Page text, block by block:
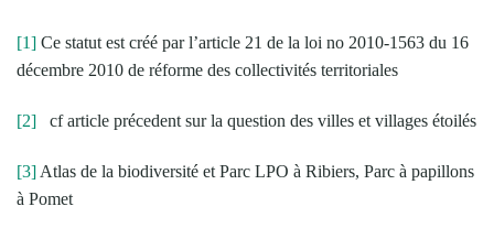
[1] Ce statut est créé par l’article 21 de la loi no 2010-1563 du 16
décembre 2010 de réforme des collectivités territoriales
[2] cf article précedent sur la question des villes et villages étoilés
[3] Atlas de la biodiversité et Parc LPO à Ribiers, Parc à papillons
à Pomet